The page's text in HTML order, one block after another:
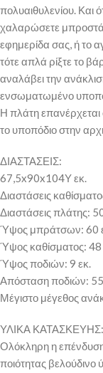
πολυαιθυλενίου. Και
χαλαρώσετε μπροστά
εφημερίδα σας, ή το
τότε απλά ρίξτε το
αναλάβει την
ενσωματωμένο
Η πλάτη
το υποπόδιο στην
ΔΙΑΣΤΑΣΕΙΣ:
67,5x90x104Υ εκ.
Διαστάσεις
Διαστάσεις πλάτης:
Ύψος μπράτσων: 60
Ύψος καθίσματος: 48
Ύψος ποδιών: 9 εκ.
Απόσταση ποδιών:
Μέγιστο μέγεθος
ΥΛΙΚΑ ΚΑΤΑΣΚΕΥΗΣ:
Ολόκληρη η επένδυση
ποιότητας